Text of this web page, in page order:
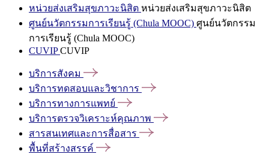
หน่วยส่งเสริมสุขภาวะนิสิต หน่วยส่งเสริมสุขภาวะนิสิต
ศูนย์นวัตกรรมการเรียนรู้ (Chula MOOC) ศูนย์นวัตกรรม
การเรียนรู้ (Chula MOOC)
CUVIPCUVIP
บริการสังคม
บริการทดสอบและวิชาการ
บริการทางการแพทย์
บริการตรวจวิเคราะห์คุณภาพ
สารสนเทศและการสื่อสาร
พื้นที่สร้างสรรค์